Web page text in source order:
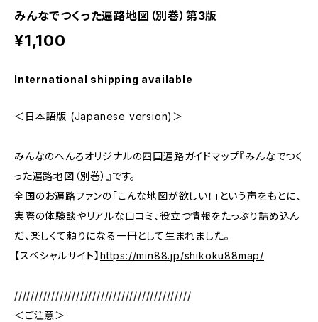
みんなでつくった遍路地図（別巻）第3版
¥1,100
International shipping available
＜日本語版 (Japanese version)＞
みんなのへんろオリジナルの四国遍路ガイドマップ『みんなでつく
った遍路地図（別巻）』です。
全国のお遍路ファンの「こんな地図が欲しい！」という声をもとに、
実際の体験談やリアルな口コミ、役立つ情報をたっぷり詰め込ん
だ、楽しくて頼りになる一冊として生まれました。
【スペシャルサイト】https://min88.jp/shikoku88map/
///////////////////////////////////////////
＜ご注意＞